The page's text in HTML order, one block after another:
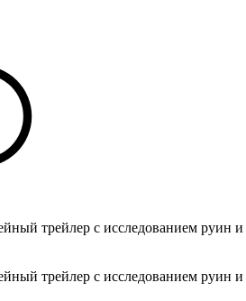
трейлер с исследованием руин и
трейлер с исследованием руин и